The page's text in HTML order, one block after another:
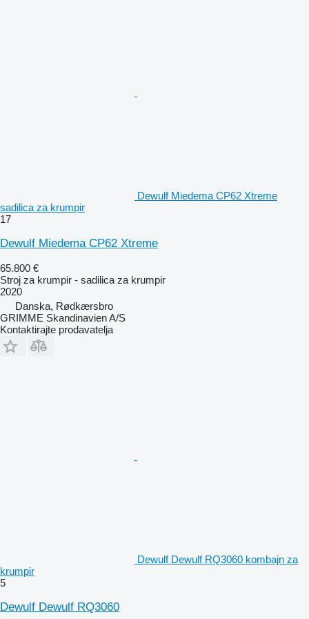
Dewulf Miedema CP62 Xtreme
sadilica za krumpir
17
Dewulf Miedema CP62 Xtreme
65.800 €
Stroj za krumpir - sadilica za krumpir
2020
Danska, Rødkærsbro
GRIMME Skandinavien A/S
Kontaktirajte prodavatelja
Dewulf Dewulf RQ3060 kombajn za
krumpir
5
Dewulf Dewulf RQ3060